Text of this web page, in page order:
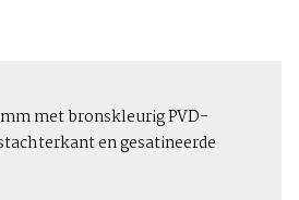
met bronskleurig PVD-
en gesatineerde